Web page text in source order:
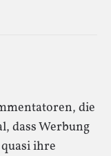
die
dass Werbung
ihre